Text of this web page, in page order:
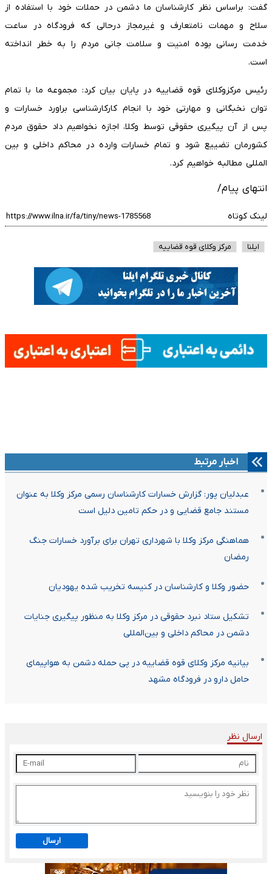
گفت: براساس نظر کارشناسان ما دشمن در حملات خود با استفاده از
سلاح و مهمات نامتعارف و غیرمجاز درحالی که فرودگاه در ساعت
خدمت رسانی بوده امنیت و سلامت جانی مردم را به خطر انداخته
است.
رئیس مرکزوکلای قوه قضاییه در پایان بیان کرد: مجموعه ما با تمام
توان نخبگانی و مهارتی خود با انجام کارکارشناسی براورد خسارات و
پس از آن پیگیری حقوقی توسط وکلا، اجازه نخواهیم داد حقوق مردم
کشورمان تضییع شود و تمام خسارات وارده در محاکم داخلی و بین
المللی مطالبه خواهیم کرد.
انتهای پیام/
لینک کوتاه
ایلنا مرکز وکلای قوه قضاییه
اخبار مرتبط
عبدلیان پور: گزارش خسارات کارشناسان رسمی مرکز وکلا به عنوان
مستند جامع قضایی و در حکم تامین دلیل است
هماهنگی مرکز وکلا با شهرداری تهران برای برآورد خسارات جنگ
رمضان
حضور وکلا و کارشناسان در کنیسه تخریب شده یهودیان
تشکیل ستاد نبرد حقوقی در مرکز وکلا به منظور پیگیری جنایات
دشمن در محاکم داخلی و بین‌المللی
بیانیه مرکز وکلای قوه قضاییه در پی حمله دشمن به هواپیمای
حامل دارو در فرودگاه مشهد
ارسال نظر
ارسال